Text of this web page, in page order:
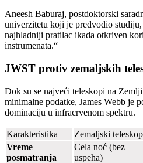
Aneesh Baburaj, postdoktorski
univerzitetu koji je predvodio studiju,
najhladniji pratilac ikada otkriven
instrumenata.“
JWST protiv zemaljskih
Dok su se najveći teleskopi na
minimalne podatke, James Webb je
dominaciju u infracrvenom spektru.
Karakteristika Zemaljski
Vreme
posmatranja
Cela noć (bez
uspeha)